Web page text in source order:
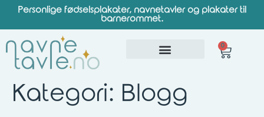
Personlige fødselsplakater, navnetavler og plakater til
barnerommet.
0
Kategori: Blogg